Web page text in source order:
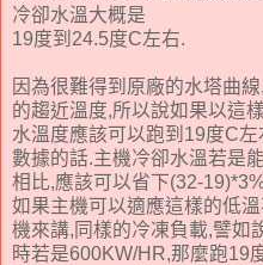
冷卻水溫大概是
19度到24.5度C左右.
因為很難得到原廠的水塔曲
的趨近溫度,所以說如果以這
水溫度應該可以跑到19度C
數據的話.主機冷卻水溫若是
相比,應該可以省下(32-
如果主機可以適應這樣的低
機來講,同樣的冷凍負載,譬如
時若是600KW/HR,那麼跑19